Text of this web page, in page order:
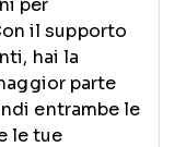
per
il supporto
hai la
parte
entrambe le
le tue